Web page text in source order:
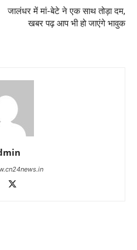
जालंधर में मां-बेटे ने एक साथ तोड़ा दम,
खबर पढ़ आप भी हो जाएंगे भावुक